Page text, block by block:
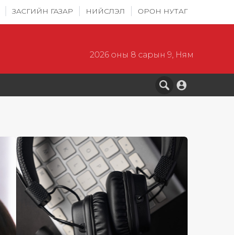
ЗАСГИЙН ГАЗАР НИЙСЛЭЛ ОРОН НУТАГ
2026 оны 8 сарын 9, Ням